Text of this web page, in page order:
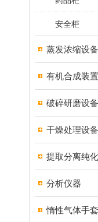
安全柜
蒸发浓缩设备
有机合成装置
破碎研磨设备
干燥处理设备
提取分离纯
分析仪器
惰性气体手